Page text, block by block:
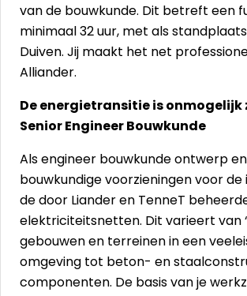
van de bouwkunde. Dit betreft een
minimaal 32 uur, met als
Duiven. Jij maakt het net
Alliander.
De energietransitie is onmogelijk
Senior Engineer Bouwkunde
Als engineer bouwkunde ontwerp
bouwkundige voorzieningen voor
de door Liander en TenneT
elektriciteitsnetten. Dit varieert van
gebouwen en terreinen in een
omgeving tot beton- en
componenten. De basis van je